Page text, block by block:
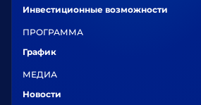
Инвестиционные возможности
ПРОГРАММА
График
МЕДИА
Новости